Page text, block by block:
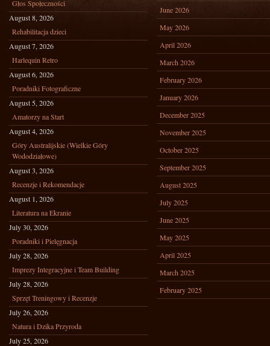
Głos Społeczności
August 8, 2026
Rehabilitacja dzieci
August 7, 2026
Harlequin Retro
August 6, 2026
Poradniki Fotograficzne
August 5, 2026
Amatorzy na Start
August 4, 2026
Góry Australijskie (Wielkie Góry
Wododziałowe)
August 3, 2026
Recenzje i Rekomendacje
August 1, 2026
Literatura na Ekranie
July 30, 2026
Poradniki i Pielęgnacja
July 28, 2026
Imprezy Integracyjne i Team Building
July 28, 2026
Sprzęt Treningowy i Recenzje
July 26, 2026
Natura i Dzika Przyroda
July 25, 2026
June 2026
May 2026
April 2026
March 2026
February 2026
January 2026
December 2025
November 2025
October 2025
September 2025
August 2025
July 2025
June 2025
May 2025
April 2025
March 2025
February 2025